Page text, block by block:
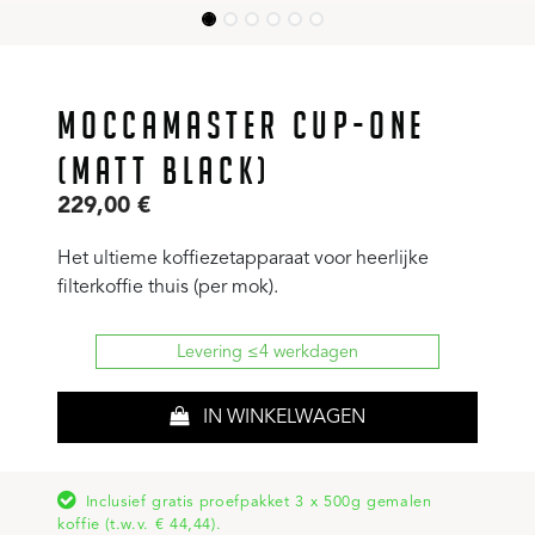
MOCCAMASTER CUP-ONE
(MATT BLACK)
229,00 €
Het ultieme koffiezetapparaat voor heerlijke
filterkoffie thuis (per mok).
Levering ≤4 werkdagen
IN WINKELWAGEN
Inclusief gratis proefpakket 3 x 500g gemalen
koffie (t.w.v. € 44,44).